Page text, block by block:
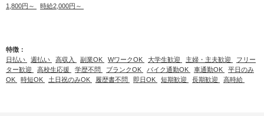
1,800円～
時給2,000円～
特徴：
日払い
週払い 高収入 副業OK WワークOK 大学生歓迎 主婦・主夫歓迎
フリー
ター歓迎
高校生応援 学歴不問 ブランクOK バイク通勤OK 車通勤OK
平日のみ
OK
時短OK 土日祝のみOK 履歴書不問 即日OK 短期歓迎 長期歓迎 高時給